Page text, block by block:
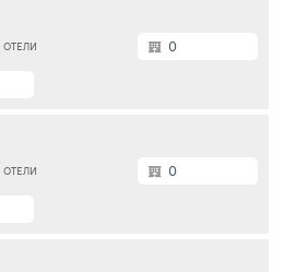
0
0